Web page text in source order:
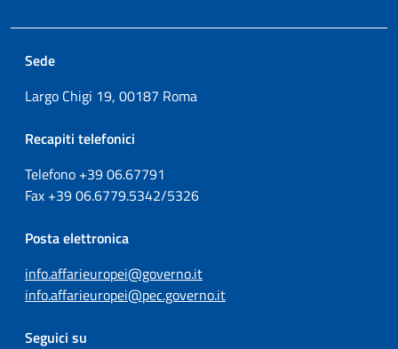
Sede
Largo Chigi 19, 00187 Roma
Recapiti telefonici
Telefono +3906.67791
Fax +3906.6779.5342/5326
Posta elettronica
info.affarieuropei@governo.it
info.affarieuropei@pec.governo.it
Seguici su